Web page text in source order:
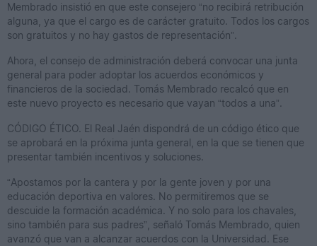
Membrado insistió en que este consejero “no recibirá retribución
alguna, ya que el cargo es de carácter gratuito. Todos los cargos
son gratuitos y no hay gastos de representación”.
Ahora, el consejo de administración deberá convocar una junta
general para poder adoptar los acuerdos económicos y
financieros de la sociedad. Tomás Membrado recalcó que en
este nuevo proyecto es necesario que vayan “todos a una”.
CÓDIGO ÉTICO. El Real Jaén dispondrá de un código ético que
se aprobará en la próxima junta general, en la que se tienen que
presentar también incentivos y soluciones.
“Apostamos por la cantera y por la gente joven y por una
educación deportiva en valores. No permitiremos que se
descuide la formación académica. Y no solo para los chavales,
sino también para sus padres”, señaló Tomás Membrado, quien
avanzó que van a alcanzar acuerdos con la Universidad. Ese